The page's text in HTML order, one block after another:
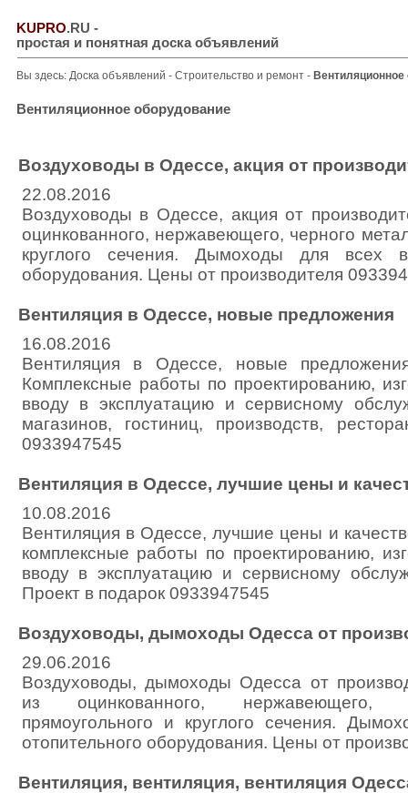
KUPRO.RU -
простая и понятная доска объявлений
Вы здесь: Доска объявлений - Строительство и ремонт -
Вентиляционное оборудование
Воздуховоды в Одессе, акция от
22.08.2016
Воздуховоды в Одессе, акция от
оцинкованного, нержавеющего, черного
круглого сечения. Дымоходы для всех
оборудования. Цены от производителя
Вентиляция в Одессе, новые предложения
16.08.2016
Вентиляция в Одессе, новые
Комплексные работы по проектированию,
вводу в эксплуатацию и сервисному
магазинов, гостиниц, производств,
0933947545
Вентиляция в Одессе, лучшие цены и
10.08.2016
Вентиляция в Одессе, лучшие цены и
комплексные работы по проектированию,
вводу в эксплуатацию и сервисному
Проект в подарок 0933947545
Воздуховоды, дымоходы Одесса от
29.06.2016
Воздуховоды, дымоходы Одесса от
из оцинкованного, нержавеющего,
прямоугольного и круглого сечения.
отопительного оборудования. Цены от
Вентиляция, вентиляция, вентиляция